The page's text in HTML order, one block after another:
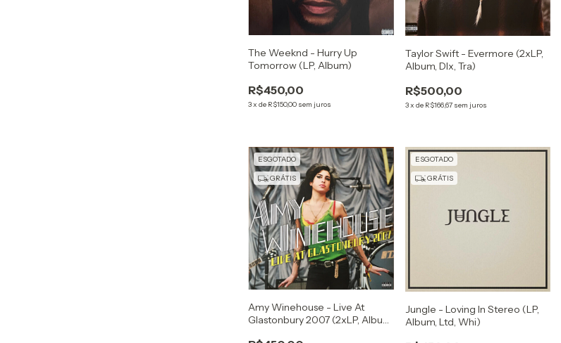
The Weeknd - Hurry Up
Tomorrow (LP, Album)
R$450,00
3xde R$150,00 sem juros
Taylor Swift - Evermore (2xLP,
Album, Dlx, Tra)
R$500,00
3x de R$166,67 sem juros
ESGOTADO
GRÁTIS
Amy Winehouse - Live At
Glastonbury 2007 (2xLP, Album,
ESGOTADO
GRÁTIS
Jungle - Loving In Stereo (LP,
Album, Ltd, Whi)